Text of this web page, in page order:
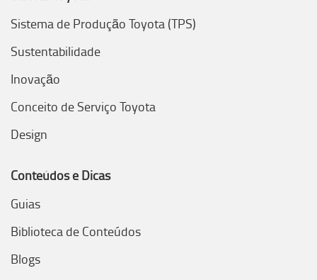
Sistema de Produção Toyota (TPS)
Sustentabilidade
Inovação
Conceito de Serviço Toyota
Design
Conteúdos e Dicas
Guias
Biblioteca de Conteúdos
Blogs